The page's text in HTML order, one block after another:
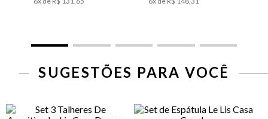
SUGESTÕES PARA VOCÊ